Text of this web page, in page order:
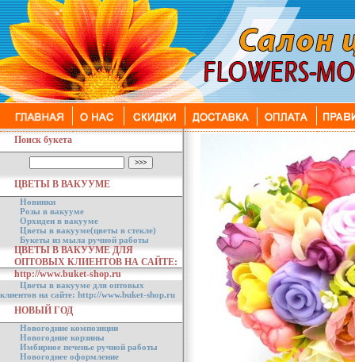
Поиск букета
ЦВЕТЫ В ВАКУУМЕ
Новинки
Розы в вакууме
Орхидеи в вакууме
Цветы в вакууме(цветы в стекле)
Букеты из мыла ручной работы
ЦВЕТЫ В ВАКУУМЕ ДЛЯ
ОПТОВЫХ КЛИЕНТОВ НА САЙТЕ:
http://www.buket-shop.ru
Цветы в вакууме для оптовых
клиентов на сайте: http://www.buket-shop.ru
НОВЫЙ ГОД
Новогодние композиции
Новогодние корзины
Имбирное печенье ручной работы
Новогоднее оформление